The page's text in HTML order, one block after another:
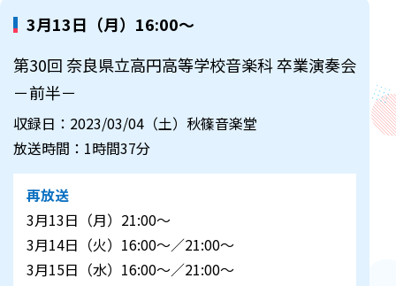
3月13日（月）16:00～
第30回 奈良県立高円高等学校音楽科 卒業演奏会
－前半－
収録日：2023/03/04（土）秋篠音楽堂
放送時間：1時間37分
再放送
3月13日（月）21:00～
3月14日（火）16:00～／21:00～
3月15日（水）16:00～／21:00～